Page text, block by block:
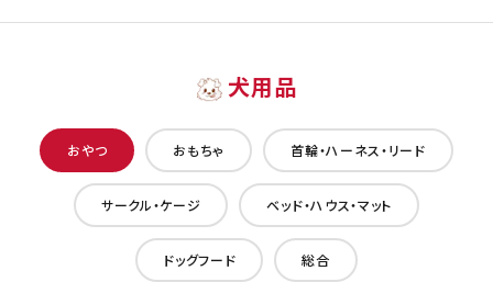
犬用品
おやつ おもちゃ 首輪・ハーネス・リード
サークル・ケージ ベッド・ハウス・マット
ドッグフード 総合